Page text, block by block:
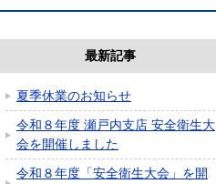
最新記事
夏季休業のお知らせ
令和８年度 瀬戸内支店 安全衛生大
会を開催しました
令和８年度「安全衛生大会」を開